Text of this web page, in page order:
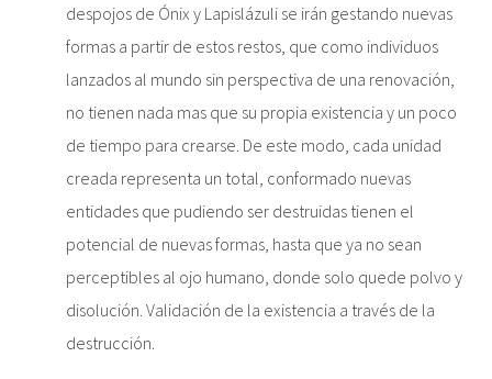
despojos de Ónix y Lapislázuli se irán gestando nuevas
formas a partir de estos restos, que como individuos
lanzados al mundo sin perspectiva de una renovación,
no tienen nada mas que su propia existencia y un poco
de tiempo para crearse. De este modo, cada unidad
creada representa un total, conformado nuevas
entidades que pudiendo ser destruidas tienen el
potencial de nuevas formas, hasta que ya no sean
perceptibles al ojo humano, donde solo quede polvo y
disolución. Validación de la existencia a través de la
destrucción.